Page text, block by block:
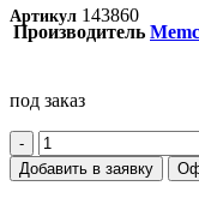
Артикул 143860
Производитель
под заказ
Количество
товара
Фотозавеса
Добавить в заявку